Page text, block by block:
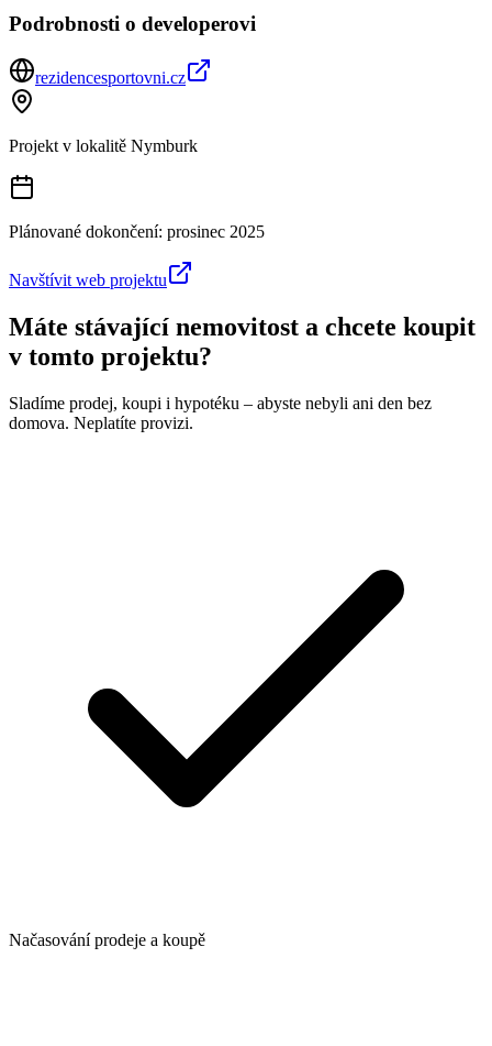
Podrobnosti o developerovi
rezidencesportovni.cz
Projekt v lokalitě Nymburk
Plánované dokončení: prosinec 2025
Navštívit web projektu
Máte stávající nemovitost a chcete koupit
v tomto projektu?
Sladíme prodej, koupi i hypotéku – abyste nebyli ani den bez
domova. Neplatíte provizi.
Načasování prodeje a koupě